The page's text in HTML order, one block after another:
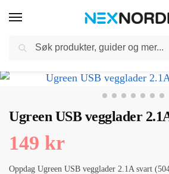
til
Kabler
Ugreen USB vegglader
149 kr
Oppdag Ugreen USB vegglader 2.1A svart